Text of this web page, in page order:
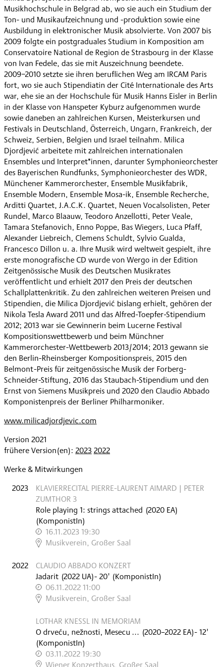
Musikhochschule in Belgrad ab, wo sie auch ein Studium der
Ton- und Musikaufzeichnung und -produktion sowie eine
Ausbildung in elektronischer Musik absolvierte. Von 2007 bis
2009 folgte ein postgraduales Studium in Komposition am
Conservatoire National de Region de Strasbourg in der Klasse
von Ivan Fedele, das sie mit Auszeichnung beendete.
2009−2010 setzte sie ihren beruflichen Weg am IRCAM Paris
fort, wo sie auch Stipendiatin der Cité Internationale des Arts
war, ehe sie an der Hochschule für Musik Hanns Eisler in Berlin
in der Klasse von Hanspeter Kyburz aufgenommen wurde
sowie daneben an zahlreichen Kursen, Meisterkursen und
Festivals in Deutschland, Österreich, Ungarn, Frankreich, der
Schweiz, Serbien, Belgien und Israel teilnahm. Milica
Djordjević arbeitete mit zahlreichen internationalen
Ensembles und Interpret*innen, darunter Symphonieorchester
des Bayerischen Rundfunks, Symphonieorchester des WDR,
Münchener Kammerorchester, Ensemble Musikfabrik,
Ensemble Modern, Ensemble Mosa-ik, Ensemble Recherche,
Arditti Quartet, J.A.C.K. Quartet, Neuen Vocalsolisten, Peter
Rundel, Marco Blaauw, Teodoro Anzellotti, Peter Veale,
Tamara Stefanovich, Enno Poppe, Bas Wiegers, Luca Pfaff,
Alexander Liebreich, Clemens Schuldt, Sylvio Gualda,
Francesco Dillon u. a. Ihre Musik wird weltweit gespielt, ihre
erste monografische CD wurde von Wergo in der Edition
Zeitgenössische Musik des Deutschen Musikrates
veröffentlicht und erhielt 2017 den Preis der deutschen
Schallplattenkritik. Zu den zahlreichen weiteren Preisen und
Stipendien, die Milica Djordjević bislang erhielt, gehören der
Nikola Tesla Award 2011 und das Alfred-Toepfer-Stipendium
2012; 2013 war sie Gewinnerin beim Lucerne Festival
Kompositionswettbewerb und beim Münchner
Kammerorchester-Wettbewerb 2013/2014; 2013 gewann sie
den Berlin-Rheinsberger Kompositionspreis, 2015 den
Belmont-Preis für zeitgenössische Musik der Forberg-
Schneider-Stiftung, 2016 das Staubach-Stipendium und den
Ernst von Siemens Musikpreis und 2020 den Claudio Abbado
Komponistenpreis der Berliner Philharmoniker.
www.milicadjordjevic.com
Version 2021
frühere Version(en): 20232022
Werke & Mitwirkungen
2023
KLAVIERRECITAL PIERRE-LAURENT AIMARD | PETER
ZUMTHOR 3
Role playing 1: strings attached (2020 EA)
(KomponistIn)
16.11.2023 19:30
,
Musikverein, Großer Saal
2022
CLAUDIO ABBADO KONZERT
Jadarit (2022 UA)- 20' (KomponistIn)
06.11.2022 11:00
,
Musikverein, Großer Saal
LOTHAR KNESSL IN MEMORIAM
O drveću, nežnosti, Mesecu ... (2020–2022 EA)- 12'
(KomponistIn)
03.11.2022 19:30
,
Wiener Konzerthaus, Großer Saal